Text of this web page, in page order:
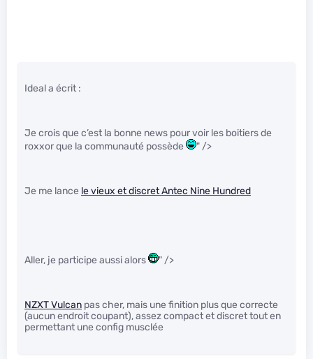
Ideal a écrit :
Je crois que c’est la bonne news pour voir les boitiers de
roxxor que la communauté possède
" />
Je me lance le vieux et discret Antec Nine Hundred
Aller, je participe aussi alors " />
NZXT Vulcan pas cher, mais une finition plus que correcte
(aucun endroit coupant), assez compact et discret tout en
permettant une config musclée